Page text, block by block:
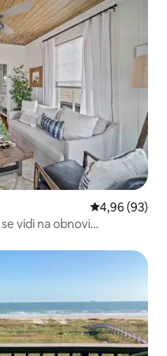
„Odabrali gosti”
Prosječna
4,96 (93)
vidi na obnovi